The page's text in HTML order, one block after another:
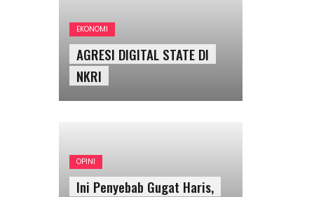
EKONOMI
AGRESI DIGITAL STATE DI
NKRI
OPINI
Ini Penyebab Gugat Haris,